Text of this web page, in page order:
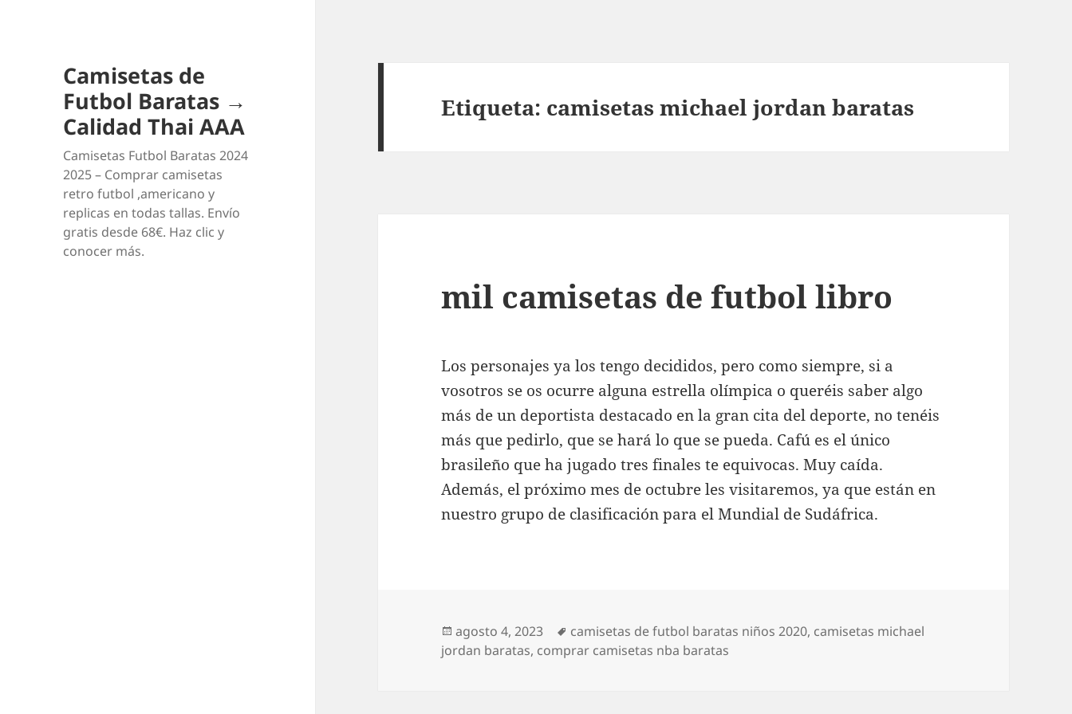
Camisetas de
Futbol Baratas →
Calidad Thai AAA
Camisetas Futbol Baratas 2024
2025 – Comprar camisetas
retro futbol ,americano y
replicas en todas tallas. Envío
gratis desde 68€. Haz clic y
conocer más.
Etiqueta: camisetas michael jordan baratas
mil camisetas de futbol libro
Los personajes ya los tengo decididos, pero como siempre, si a
vosotros se os ocurre alguna estrella olímpica o queréis saber algo
más de un deportista destacado en la gran cita del deporte, no tenéis
más que pedirlo, que se hará lo que se pueda. Cafú es el único
brasileño que ha jugado tres finales te equivocas. Muy caída.
Además, el próximo mes de octubre les visitaremos, ya que están en
nuestro grupo de clasificación para el Mundial de Sudáfrica.
Publicado
el
agosto 4, 2023 Etiquetas
camisetas de futbol baratas niños 2020, camisetas michael
jordan baratas, comprar camisetas nba baratas